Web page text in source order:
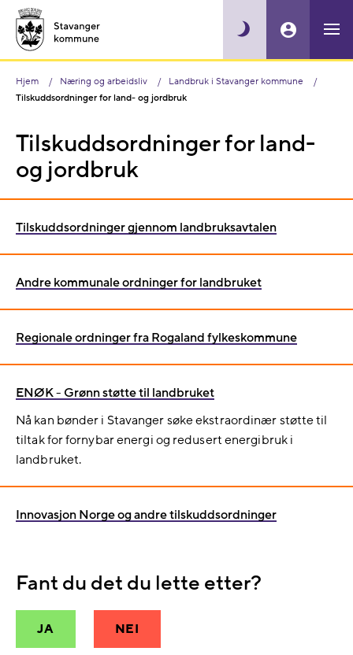
Hjem Næring og arbeidsliv
Landbruk i Stavanger kommune
Tilskuddsordninger for land- og jordbruk
Tilskuddsordninger for land-
og jordbruk
Tilskuddsordninger gjennom landbruksavtalen
Andre kommunale ordninger for landbruket
Regionale ordninger fra Rogaland fylkeskommune
ENØK - Grønn støtte til landbruket
Nå kan bønder i Stavanger søke ekstraordinær støtte til
tiltak for fornybar energi og redusert energibruk i
landbruket.
Innovasjon Norge og andre tilskuddsordninger
Fant du det du lette etter?
JA NEI